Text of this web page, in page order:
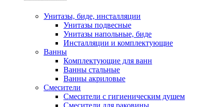
Унитазы, биде, инсталляции
Унитазы подвесные
Унитазы напольные, биде
Инсталляции и комплектующие
Ванны
Комплектующие для ванн
Ванны стальные
Ванны акриловые
Смесители
Смесители с гигиеническим душем
Смесители для раковины